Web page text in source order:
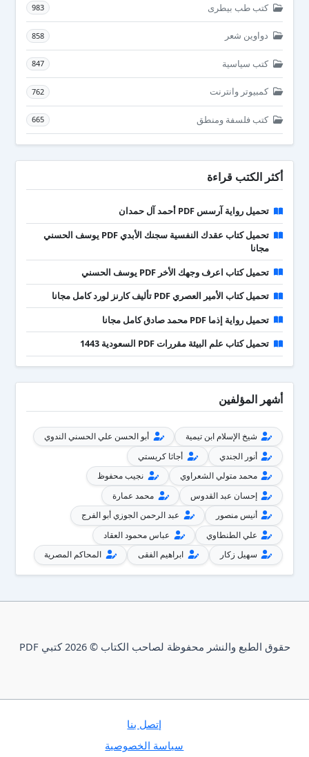
كتب طب بيطرى 983
دواوين شعر 858
كتب سياسية 847
كمبيوتر وانترنت 762
كتب فلسفة ومنطق 665
أكثر الكتب قراءة
تحميل رواية آرسس PDF أحمد آل حمدان
تحميل كتاب عقدك النفسية سجنك الأبدي PDF يوسف الحسني
مجانا
تحميل كتاب اعرف وجهك الأخر PDF يوسف الحسني
تحميل كتاب الأمير العصري PDF تأليف كارنز لورد كامل مجانا
تحميل رواية إذما PDF محمد صادق كامل مجانا
تحميل كتاب علم البيئة مقررات PDF السعودية 1443
أشهر المؤلفين
شيخ الإسلام ابن تيمية
أبو الحسن علي الحسني الندوي
أنور الجندي
أجاثا كريستي
محمد متولي الشعراوي
نجيب محفوظ
إحسان عبد القدوس
محمد عمارة
أنيس منصور
عبد الرحمن الجوزي أبو الفرج
علي الطنطاوي
عباس محمود العقاد
سهيل زكار
ابراهيم الفقى المحاكم المصرية
حقوق الطبع والنشر محفوظة لصاحب الكتاب © 2026 كتبي PDF
إتصل بنا
سياسة الخصوصية